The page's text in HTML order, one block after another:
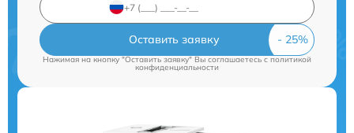
Оставить заявку
Нажимая на кнопку "Оставить заявку" Вы соглашаетесь cполитикой
конфиденциальности